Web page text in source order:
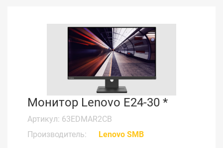
Монитор Lenovo E24-30 *
Артикул: 63EDMAR2CB
Производитель:
Lenovo SMB